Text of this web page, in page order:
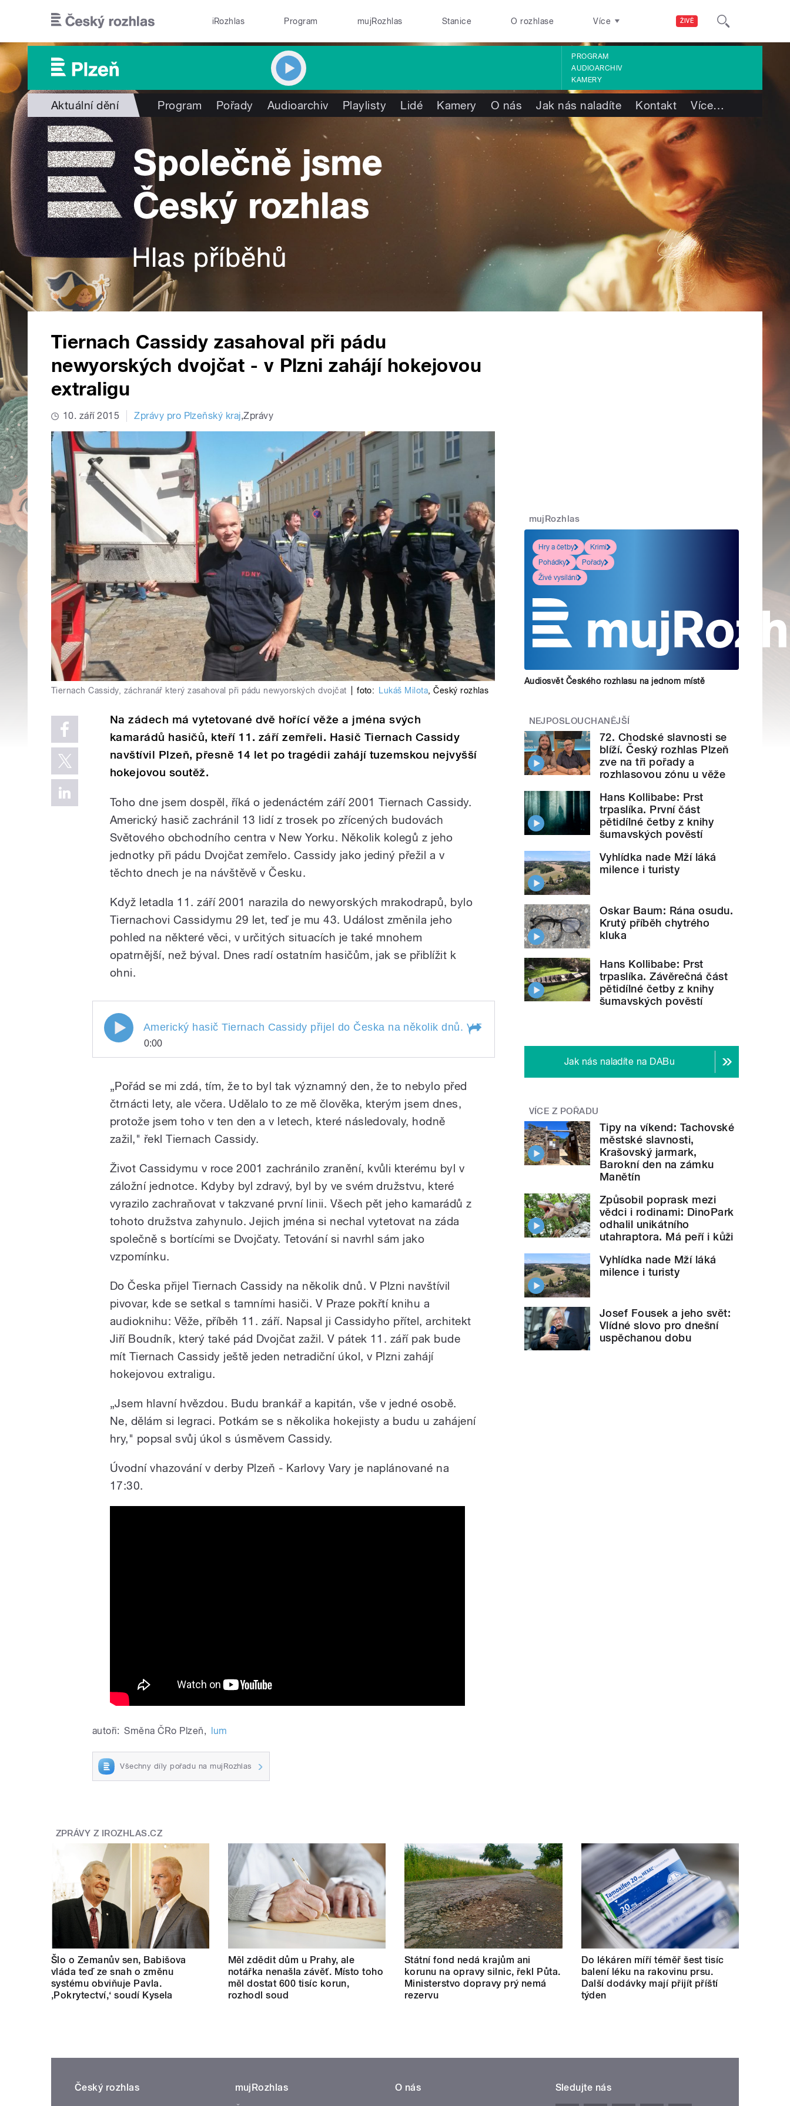
ŽIVĚ
iRozhlas Program mujRozhlas Stanice O rozhlase Více
PROGRAM
AUDIOARCHIV
KAMERY
Aktuální dění Program Pořady Audioarchiv Playlisty Lidé Kamery O nás Jak nás naladíte Kontakt Více…
Tiernach Cassidy zasahoval při pádu
newyorských dvojčat - v Plzni zahájí hokejovou
extraligu
10. září 2015 Zprávy pro Plzeňský kraj,Zprávy
Tiernach Cassidy, záchranář který zasahoval při pádu newyorských dvojčat foto: Lukáš Milota,Český rozhlas
Na zádech má vytetované dvě hořící věže a jména svých
kamarádů hasičů, kteří 11. září zemřeli. Hasič Tiernach Cassidy
navštívil Plzeň, přesně 14 let po tragédii zahájí tuzemskou nejvyšší
hokejovou soutěž.
Toho dne jsem dospěl, říká o jedenáctém září 2001 Tiernach Cassidy.
Americký hasič zachránil 13 lidí z trosek po zřícených budovách
Světového obchodního centra v New Yorku. Několik kolegů z jeho
jednotky při pádu Dvojčat zemřelo. Cassidy jako jediný přežil a v
těchto dnech je na návštěvě v Česku.
Když letadla 11. září 2001 narazila do newyorských mrakodrapů, bylo
Tiernachovi Cassidymu 29 let, teď je mu 43. Událost změnila jeho
pohled na některé věci, v určitých situacích je také mnohem
opatrnější, než býval. Dnes radí ostatním hasičům, jak se přiblížit k
ohni.
pause
Americký hasič Tiernach Cassidy přijel do Česka na několik dnů. V Plzni navštívil pivovar, kde se setkal s tamními hasiči. V
0:00
Česka na několik dnů. V Plzni navštívil
pivovar, kde se setkal s tamními hasiči. V
Praze pokřtí knihu a audioknihu, v pátek
11. září pak bude mít ještě jeden
netradiční úkol, v Plzni zahájí hokejovou
extraligu.
„Pořád se mi zdá, tím, že to byl tak významný den, že to nebylo před
čtrnácti lety, ale včera. Udělalo to ze mě člověka, kterým jsem dnes,
protože jsem toho v ten den a v letech, které následovaly, hodně
zažil," řekl Tiernach Cassidy.
Život Cassidymu v roce 2001 zachránilo zranění, kvůli kterému byl v
záložní jednotce. Kdyby byl zdravý, byl by ve svém družstvu, které
vyrazilo zachraňovat v takzvané první linii. Všech pět jeho kamarádů z
tohoto družstva zahynulo. Jejich jména si nechal vytetovat na záda
společně s bortícími se Dvojčaty. Tetování si navrhl sám jako
vzpomínku.
Do Česka přijel Tiernach Cassidy na několik dnů. V Plzni navštívil
pivovar, kde se setkal s tamními hasiči. V Praze pokřtí knihu a
audioknihu: Věže, příběh 11. září. Napsal ji Cassidyho přítel, architekt
Jiří Boudník, který také pád Dvojčat zažil. V pátek 11. září pak bude
mít Tiernach Cassidy ještě jeden netradiční úkol, v Plzni zahájí
hokejovou extraligu.
„Jsem hlavní hvězdou. Budu brankář a kapitán, vše v jedné osobě.
Ne, dělám si legraci. Potkám se s několika hokejisty a budu u zahájení
hry," popsal svůj úkol s úsměvem Cassidy.
Úvodní vhazování v derby Plzeň - Karlovy Vary je naplánované na
17:30.
autoři: Směna ČRo Plzeň, lum
Všechny díly pořadu na mujRozhlas
mujRozhlas
Hry a četby
Krimi
Pohádky
Pořady
Živé vysílání
Audiosvět Českého rozhlasu na jednom místě
NEJPOSLOUCHANĚJŠÍ
72. Chodské slavnosti se
blíží. Český rozhlas Plzeň
zve na tři pořady a
rozhlasovou zónu u věže
Hans Kollibabe: Prst
trpaslíka. První část
pětidílné četby z knihy
šumavských pověstí
Vyhlídka nade Mží láká
milence i turisty
Oskar Baum: Rána osudu.
Krutý příběh chytrého
kluka
Hans Kollibabe: Prst
trpaslíka. Závěrečná část
pětidílné četby z knihy
šumavských pověstí
Jak nás naladíte na DABu
VÍCE Z POŘADU
Tipy na víkend: Tachovské
městské slavnosti,
Krašovský jarmark,
Barokní den na zámku
Manětín
Způsobil poprask mezi
vědci i rodinami: DinoPark
odhalil unikátního
utahraptora. Má peří i kůži
Vyhlídka nade Mží láká
milence i turisty
Josef Fousek a jeho svět:
Vlídné slovo pro dnešní
uspěchanou dobu
ZPRÁVY Z IROZHLAS.CZ
Šlo o Zemanův sen, Babišova
vláda teď ze snah o změnu
systému obviňuje Pavla.
‚Pokrytectví,‘ soudí Kysela
Měl zdědit dům u Prahy, ale
notářka nenašla závěť. Místo toho
měl dostat 600 tisíc korun,
rozhodl soud
Státní fond nedá krajům ani
korunu na opravy silnic, řekl Půta.
Ministerstvo dopravy prý nemá
rezervu
Do lékáren míří téměř šest tisíc
balení léku na rakovinu prsu.
Další dodávky mají přijít příští
týden
Český rozhlas
mujRozhlas
O nás
Sledujte nás